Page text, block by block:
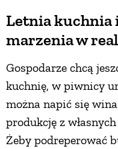
Letnia kuchnia
marzenia w
Gospodarze chcą
kuchnię, w piwnicy
można napić się
produkcję z
Żeby podreperować